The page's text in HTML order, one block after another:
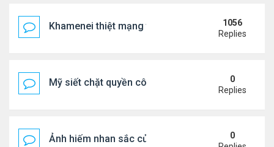
Khamenei thiệt mạng trong cuộc tấn công phối
1056
Replies
Mỹ siết chặt quyền công dân theo nơi sinh, mở
0
Replies
Ảnh hiếm nhan sắc của Thẩm Thuý Hằng0